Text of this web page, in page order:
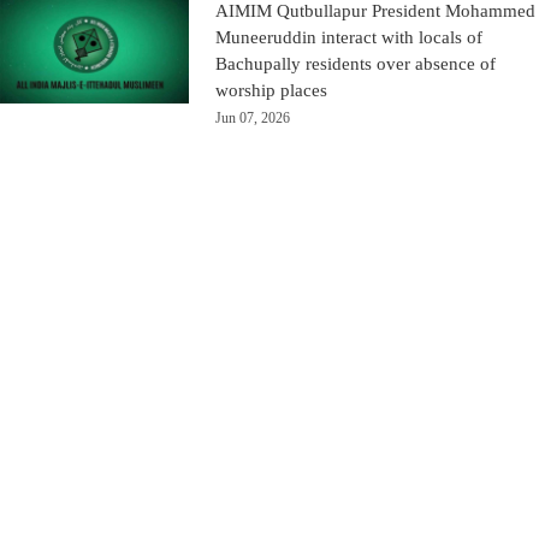
AIMIM Qutbullapur President Mohammed
Muneeruddin interact with locals of
Bachupally residents over absence of
worship places
Jun 07, 2026